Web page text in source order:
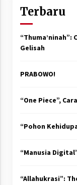
Terbaru
“Thuma’ninah”:
Gelisah
PRABOWO!
“One Piece”,
“Pohon
“Manusia
“Allahukrasi”: